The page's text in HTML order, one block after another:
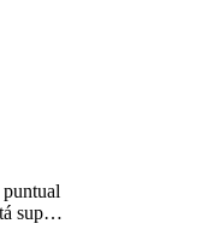
puntual
super